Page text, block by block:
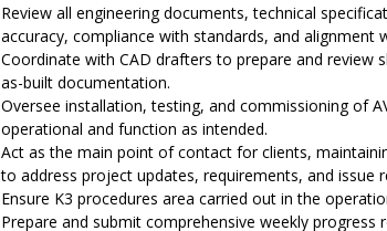
Review all engineering documents, technical
accuracy, compliance with standards, and alignment
Coordinate with CAD drafters to prepare and review
as-built documentation.
Oversee installation, testing, and commissioning of
operational and function as intended.
Act as the main point of contact for clients,
to address project updates, requirements, and issue
Ensure K3 procedures area carried out in the
Prepare and submit comprehensive weekly